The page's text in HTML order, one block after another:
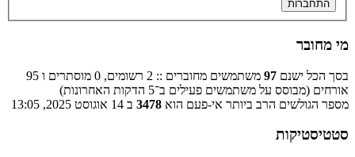
מי מחובר
בסך הכל ישנם 97
משתמשים מחוברים :: 2 רשומים, 0 מוסתרים ו 95
אורחים (מבוסס על משתמשים פעילים ב־5 הדקות האחרונות)
מספר הגולשים הרב ביותר אי-פעם הוא 3478 ב 14 אוגוסט 2025, 13:05
סטטיסטיקות